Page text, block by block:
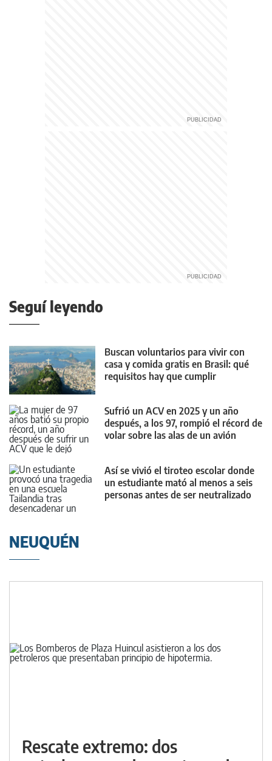
Seguí leyendo
Buscan voluntarios para vivir con
casa y comida gratis en Brasil: qué
requisitos hay que cumplir
Sufrió un ACV en 2025 y un año
después, a los 97, rompió el récord de
volar sobre las alas de un avión
Así se vivió el tiroteo escolar donde
un estudiante mató al menos a seis
personas antes de ser neutralizado
NEUQUÉN
Rescate extremo: dos